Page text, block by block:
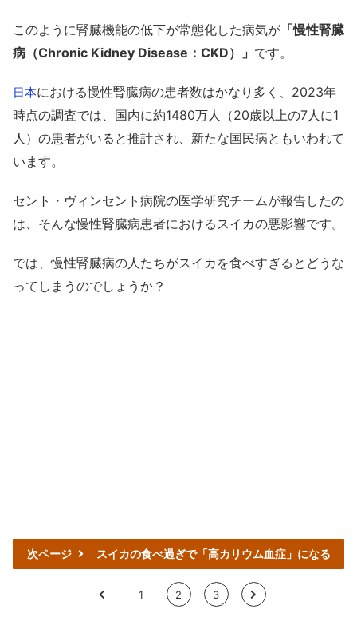
このように腎臓機能の低下が常態化した病気が 「慢性腎臓
病（Chronic Kidney Disease：CKD）」 です。
日本における慢性腎臓病の患者数はかなり多く、2023年
時点の調査では、国内に約1480万人（20歳以上の7人に1
人）の患者がいると推計され、新たな国民病ともいわれて
います。
セント・ヴィンセント病院の医学研究チームが報告したの
は、そんな慢性腎臓病患者におけるスイカの悪影響です。
では、慢性腎臓病の人たちがスイカを食べすぎるとどうな
ってしまうのでしょうか？
次ページ スイカの食べ過ぎで「高カリウム血症」になる
< 1 2 3 >